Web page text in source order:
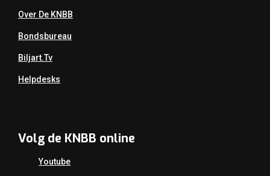
Over De KNBB
Bondsbureau
Biljart.tv
Helpdesks
Volg de KNBB online
Youtube